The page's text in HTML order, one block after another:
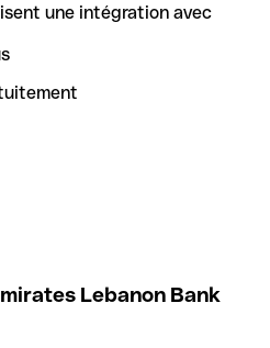
une intégration avec
Lebanon Bank